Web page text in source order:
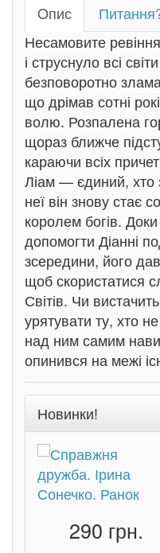
Oпис
Несамовите
і струснуло всі
безповоротно
що дрімав сотні
волю. Розпалена
щораз ближче
караючи всіх
Ліам — єдиний, хто
неї він знову
королем богів.
допомогти Діанні
зсередини, його
щоб скористатися
Світів. Чи
урятувати ту, хто
над ним самим
опинився на межі
Новинки!
290 грн.